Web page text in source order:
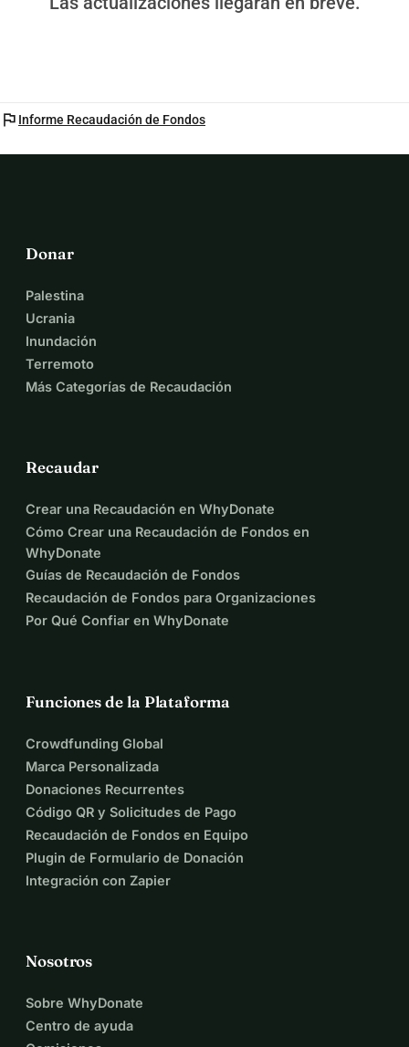
flag Informe Recaudación de Fondos
Donar
Palestina
Ucrania
Inundación
Terremoto
Más Categorías de Recaudación
Recaudar
Crear una Recaudación en WhyDonate
Cómo Crear una Recaudación de Fondos en
WhyDonate
Guías de Recaudación de Fondos
Recaudación de Fondos para Organizaciones
Por Qué Confiar en WhyDonate
Funciones de la Plataforma
Crowdfunding Global
Marca Personalizada
Donaciones Recurrentes
Código QR y Solicitudes de Pago
Recaudación de Fondos en Equipo
Plugin de Formulario de Donación
Integración con Zapier
Nosotros
Sobre WhyDonate
Centro de ayuda